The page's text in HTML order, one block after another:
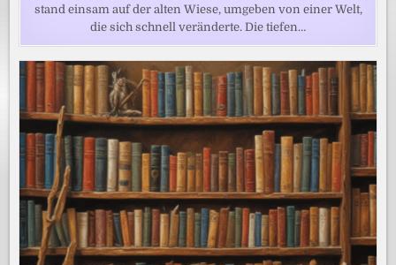
stand einsam auf der alten Wiese, umgeben von einer Welt,
die sich schnell veränderte. Die tiefen…